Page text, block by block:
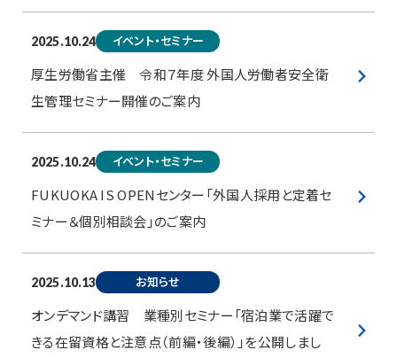
2025.10.24 イベント・セミナー
厚生労働省主催 令和７年度 外国人労働者安全衛
生管理セミナー開催のご案内
2025.10.24 イベント・セミナー
FUKUOKA IS OPENセンター「外国人採用と定着セ
ミナー＆個別相談会」のご案内
2025.10.13 お知らせ
オンデマンド講習 業種別セミナー「宿泊業で活躍で
きる在留資格と注意点（前編・後編）」を公開しまし